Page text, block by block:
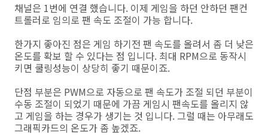
채널은 1번에 연결 했습니다. 이제 게임을 하던 안하던 팬컨
트롤러로 임의로 팬 속도 조절이 가능 합니다.
한가지 좋아진 점은 게임 하기전 팬 속도를 올려서 좀 더 낮은
온도를 확보 할 수 있다는 점 입니다. 최대 RPM으로 동작시
키면 쿨링성능이 상당히 좋기 때문이죠.
단점 부분은 PWM으로 자동으로 팬 속도가 조절 되던 부분이
수동 조절이 되었기 때문에 가끔 게임시 팬속도를 올리지 않
고 게임을 하는 경우가 생기는 것 입니다. 그럴 때는 아무래도
그래픽카드의 온도가 좀 높겠죠.